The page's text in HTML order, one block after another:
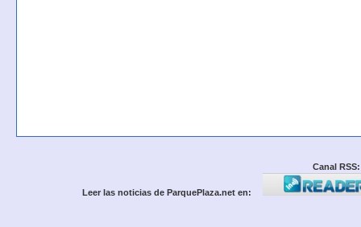
Canal RSS:
Leer las noticias de ParquePlaza.net en: